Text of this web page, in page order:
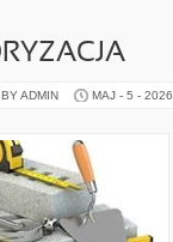
ADMIN MAJ - 5 - 2026